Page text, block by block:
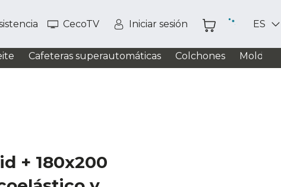
CecoTV Iniciar sesión ES
Cafeteras superautomáticas Colchones
+ 180x200